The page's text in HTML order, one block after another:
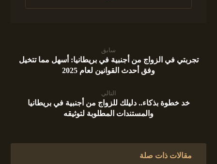
سابق
تجربتي في الزواج من أجنبية في بريطانيا: أسهل مما تتخيل
وفق أحدث القوانين لعام 2025
التالي
خد خطوة بذكاء.. دليلك للزواج من أجنبية في بريطانيا
والمستندات المطلوبة لتوثيقه
مقالات ذات صلة